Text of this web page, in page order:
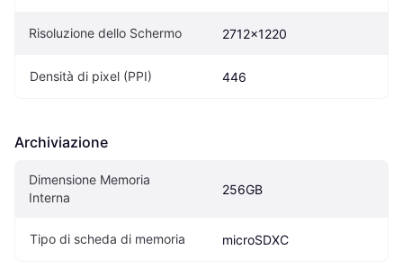
Risoluzione dello Schermo 2712x1220
Densità di pixel (PPI) 446
Archiviazione
Dimensione Memoria
Interna
256GB
Tipo di scheda di memoria microSDXC